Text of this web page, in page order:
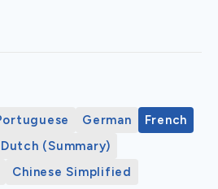
German
French
Dutch (Summary)
Chinese Simplified